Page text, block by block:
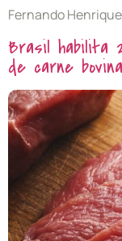
Fernando
Brasil habilita
de carne